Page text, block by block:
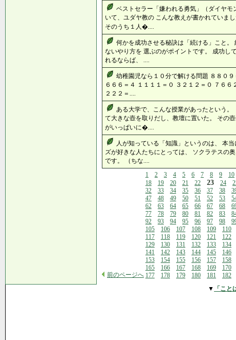
ベストセラー「嫌われる勇気」（ダイヤモ
いて、ユダヤ教の こんな教えが書かれていま
そのうち１人�....
何かを成功させる秘訣は「続ける」こと
ないやり方を 選ぶのがポイントです。 成功し
れるならば、 ....
幼稚園児なら１０分で解ける問題 ８８０
６６６＝４ １１１１＝０ ３２１２＝０ ７６６
２２２＝....
ある大学で、こんな授業があったという。
て大きな壺を取りだし、教壇に置いた。 その
がいっぱいに�....
人が知っている「知識」というのは、 本
ズが好きな人たちにとっては、 ソクラテスの
です。 （ちな....
前のページへ
1 2 3 4 5 6 7 8 9 10
18
19 20 21 22 23 24
32
33 34 35 36 37 38
47
48 49 50 51 52 53
62
63 64 65 66 67 68
77
78 79 80 81 82 83
92
93 94 95 96 97 98
105
106 107 108 109 110
117
118 119 120 121 122
129
130 131 132 133 134
141
142 143 144 145 146
153
154 155 156 157 158
165
166 167 168 169 170
177
178 179 180 181 182
▼ 「こ